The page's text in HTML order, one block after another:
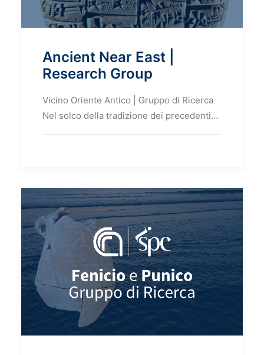
Ancient Near East |
Research Group
Vicino Oriente Antico | Gruppo di Ricerca
Nel solco della tradizione dei precedenti…